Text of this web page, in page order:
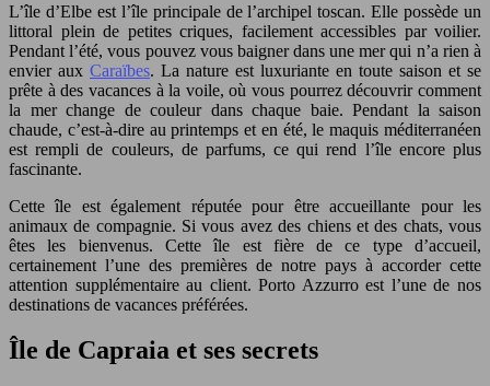
L’île d’Elbe est l’île principale de l’archipel toscan. Elle possède un
littoral plein de petites criques, facilement accessibles par voilier.
Pendant l’été, vous pouvez vous baigner dans une mer qui n’a rien à
envier aux Caraïbes. La nature est luxuriante en toute saison et se
prête à des vacances à la voile, où vous pourrez découvrir comment
la mer change de couleur dans chaque baie. Pendant la saison
chaude, c’est-à-dire au printemps et en été, le maquis méditerranéen
est rempli de couleurs, de parfums, ce qui rend l’île encore plus
fascinante.
Cette île est également réputée pour être accueillante pour les
animaux de compagnie. Si vous avez des chiens et des chats, vous
êtes les bienvenus. Cette île est fière de ce type d’accueil,
certainement l’une des premières de notre pays à accorder cette
attention supplémentaire au client. Porto Azzurro est l’une de nos
destinations de vacances préférées.
Île de Capraia et ses secrets